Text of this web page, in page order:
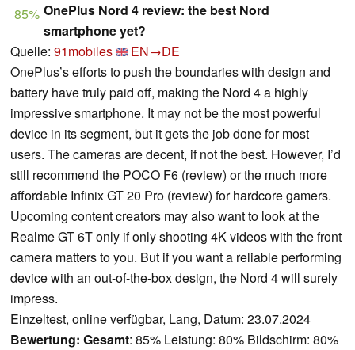
85% OnePlus Nord 4 review: the best Nord
smartphone yet?
Quelle: 91mobiles
EN→DE
OnePlus’s efforts to push the boundaries with design and
battery have truly paid off, making the Nord 4 a highly
impressive smartphone. It may not be the most powerful
device in its segment, but it gets the job done for most
users. The cameras are decent, if not the best. However, I’d
still recommend the POCO F6 (review) or the much more
affordable Infinix GT 20 Pro (review) for hardcore gamers.
Upcoming content creators may also want to look at the
Realme GT 6T only if only shooting 4K videos with the front
camera matters to you. But if you want a reliable performing
device with an out-of-the-box design, the Nord 4 will surely
impress.
Einzeltest, online verfügbar, Lang, Datum: 23.07.2024
Bewertung: Gesamt: 85% Leistung: 80% Bildschirm: 80%